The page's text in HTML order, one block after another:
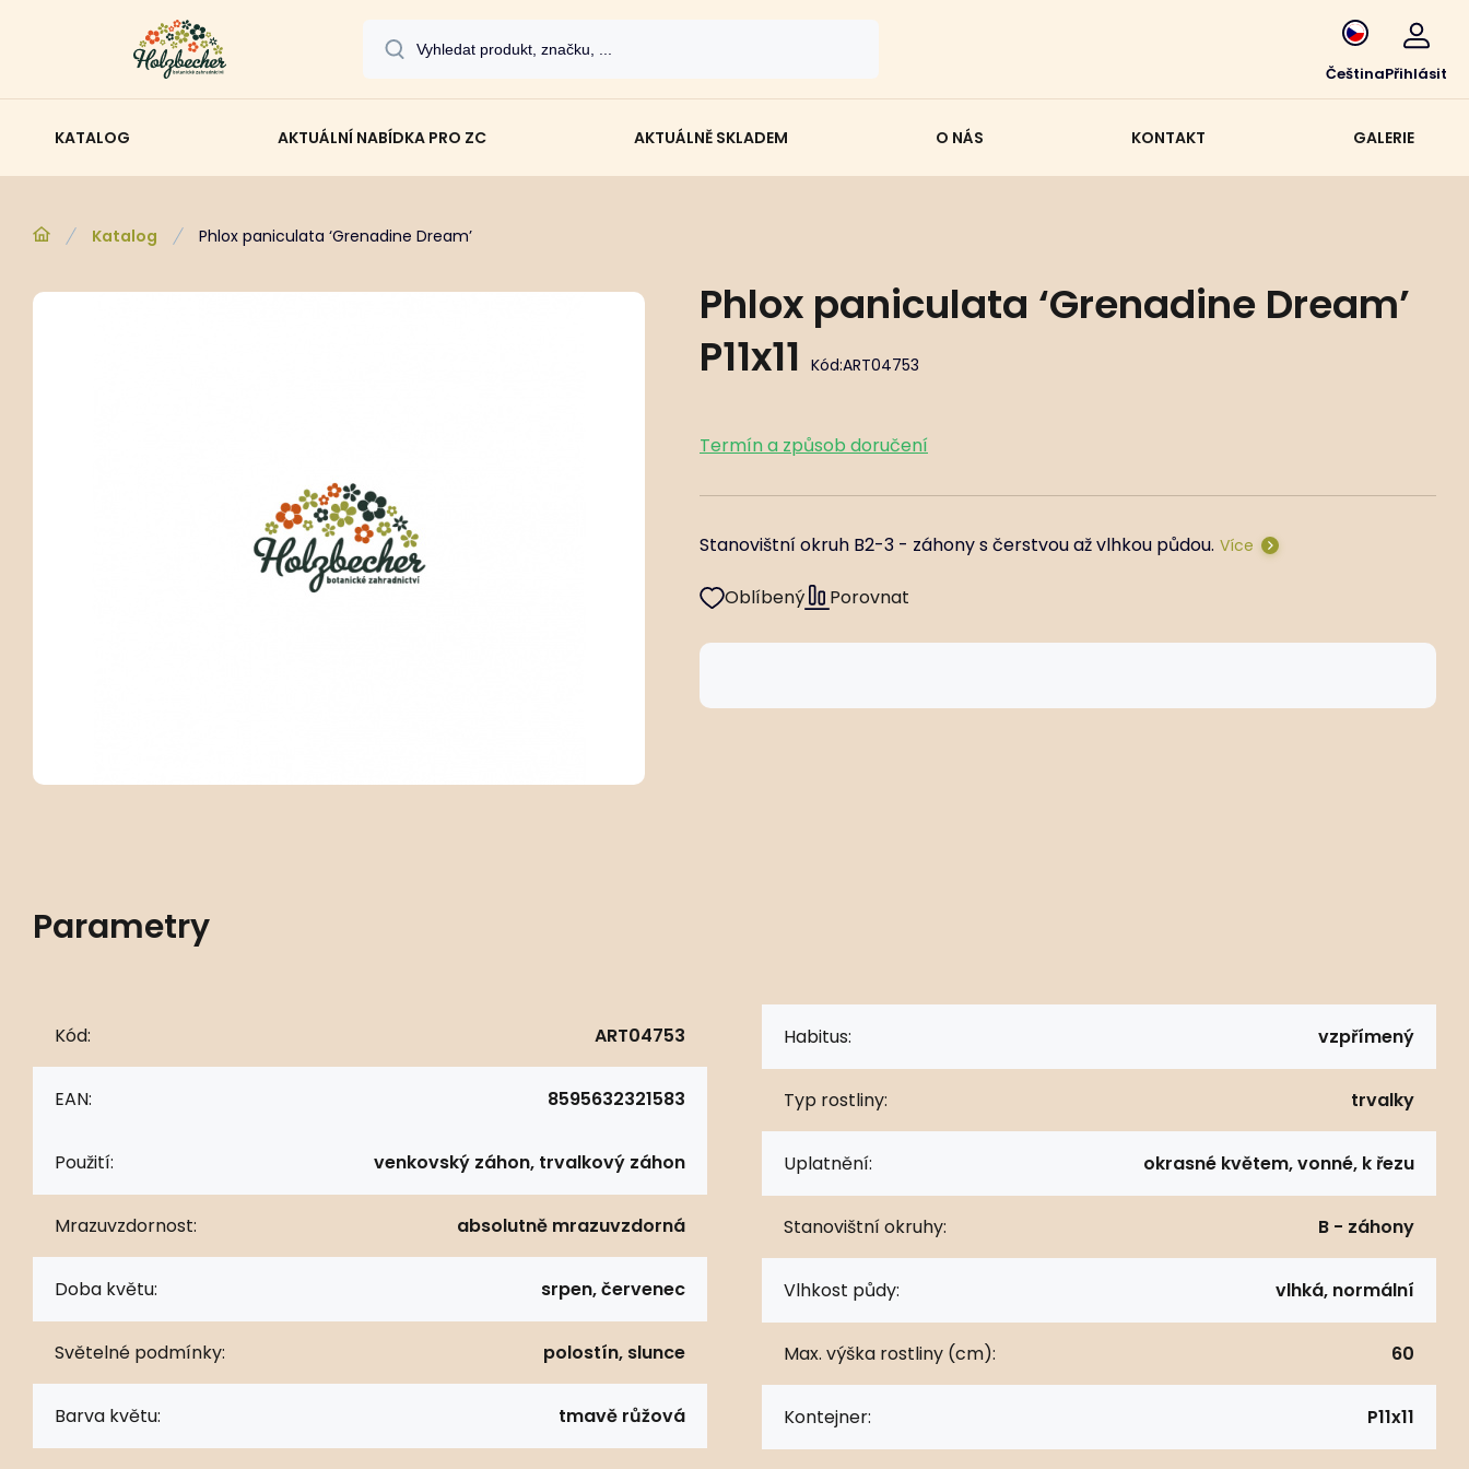
ČeštinaPřihlásit
KATALOG AKTUÁLNÍ NABÍDKA PRO ZC AKTUÁLNĚ SKLADEM O NÁS KONTAKT GALERIE
Katalog Phlox paniculata ‘Grenadine Dream’
Phlox paniculata ‘Grenadine Dream’
P11x11 Kód:ART04753
Termín a způsob doručení
Stanovištní okruh B2-3 - záhony s čerstvou až vlhkou půdou. Více
Oblíbený Porovnat
Parametry
Kód: ART04753
EAN: 8595632321583
Použití: venkovský záhon, trvalkový záhon
Mrazuvzdornost: absolutně mrazuvzdorná
Doba květu: srpen, červenec
Světelné podmínky: polostín, slunce
Barva květu: tmavě růžová
Habitus: vzpřímený
Typ rostliny: trvalky
Uplatnění: okrasné květem, vonné, k řezu
Stanovištní okruhy: B - záhony
Vlhkost půdy: vlhká, normální
Max. výška rostliny (cm): 60
Kontejner: P11x11